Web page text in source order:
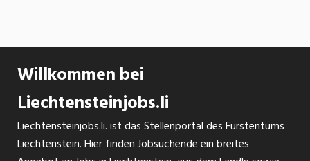
Willkommen bei
Liechtensteinjobs.li
Liechtensteinjobs.li. ist das Stellenportal des Fürstentums
Liechtenstein. Hier finden Jobsuchende ein breites